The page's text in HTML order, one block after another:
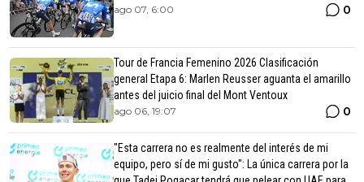
ago 07, 6:00 0
Tour de Francia Femenino 2026 Clasificación
general Etapa 6: Marlen Reusser aguanta el amarillo
antes del juicio final del Mont Ventoux
ago 06, 19:07 0
"Esta carrera no es realmente del interés de mi
equipo, pero sí de mi gusto": La única carrera por la